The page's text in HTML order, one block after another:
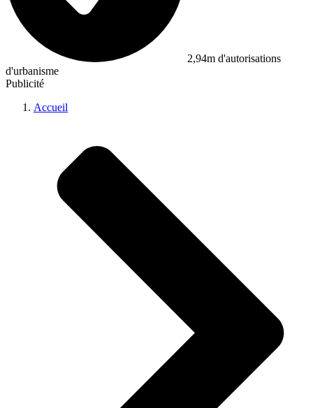
2,94m d'autorisations
d'urbanisme
Publicité
Accueil